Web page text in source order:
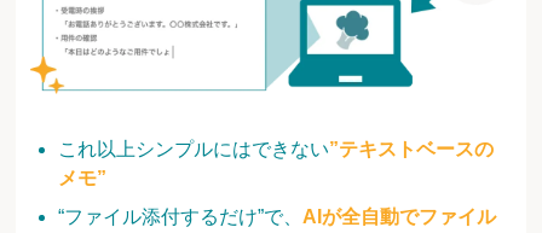
これ以上シンプルにはできない”テキストベースの
メモ”
“ファイル添付するだけ”で、 AIが全自動でファイル